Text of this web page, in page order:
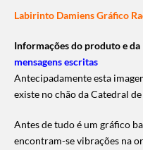
Labirinto Damiens Gráfico
Informações do produto e da
mensagens escritas
Antecipadamente esta
existe no chão da Catedral
Antes de tudo é um gráfico
encontram-se vibrações na